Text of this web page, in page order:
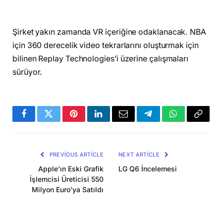
Şirket yakın zamanda VR içeriğine odaklanacak. NBA
için 360 derecelik video tekrarlarını oluşturmak için
bilinen Replay Technologies’i üzerine çalışmaları
sürüyor.
FacebookTwitterPinterestLinkedInEmail TelegramWhatsApp
Copy
PREVIOUS ARTICLE
Apple’ın Eski Grafik
İşlemcisi Üreticisi 550
Milyon Euro’ya Satıldı
NEXT ARTICLE
LG Q6 İncelemesi